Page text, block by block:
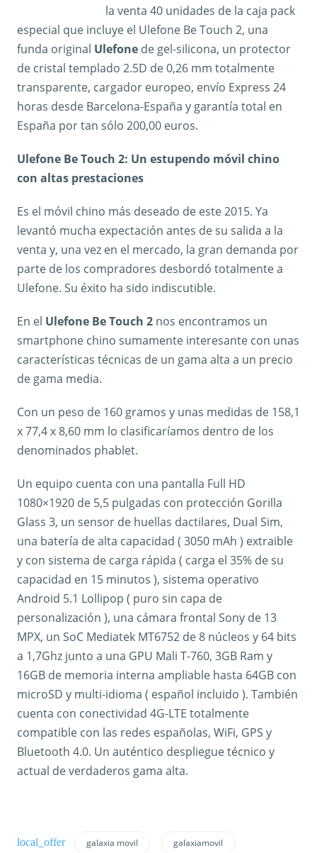
la venta 40 unidades de la caja pack
especial que incluye el Ulefone Be Touch 2, una
funda original Ulefone de gel-silicona, un protector
de cristal templado 2.5D de 0,26 mm totalmente
transparente, cargador europeo, envío Express 24
horas desde Barcelona-España y garantía total en
España por tan sólo 200,00 euros.
Ulefone Be Touch 2: Un estupendo móvil chino
con altas prestaciones
Es el móvil chino más deseado de este 2015. Ya
levantó mucha expectación antes de su salida a la
venta y, una vez en el mercado, la gran demanda por
parte de los compradores desbordó totalmente a
Ulefone. Su éxito ha sido indiscutible.
En el Ulefone Be Touch 2 nos encontramos un
smartphone chino sumamente interesante con unas
características técnicas de un gama alta a un precio
de gama media.
Con un peso de 160 gramos y unas medidas de 158,1
x 77,4 x 8,60 mm lo clasificaríamos dentro de los
denominados phablet.
Un equipo cuenta con una pantalla Full HD
1080×1920 de 5,5 pulgadas con protección Gorilla
Glass 3, un sensor de huellas dactilares, Dual Sim,
una batería de alta capacidad ( 3050 mAh ) extraible
y con sistema de carga rápida ( carga el 35% de su
capacidad en 15 minutos ), sistema operativo
Android 5.1 Lollipop ( puro sin capa de
personalización ), una cámara frontal Sony de 13
MPX, un SoC Mediatek MT6752 de 8 núcleos y 64 bits
a 1,7Ghz junto a una GPU Mali T-760, 3GB Ram y
16GB de memoria interna ampliable hasta 64GB con
microSD y multi-idioma ( español incluido ). También
cuenta con conectividad 4G-LTE totalmente
compatible con las redes españolas, WiFi, GPS y
Bluetooth 4.0. Un auténtico despliegue técnico y
actual de verdaderos gama alta.
galaxia movil galaxiamovil